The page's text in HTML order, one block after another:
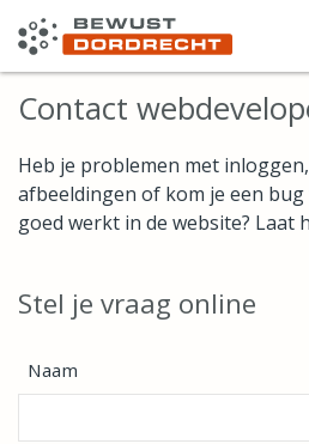
Contact
Heb je problemen met
afbeeldingen of kom je een
goed werkt in de website? Laat
Stel je vraag online
Naam
url